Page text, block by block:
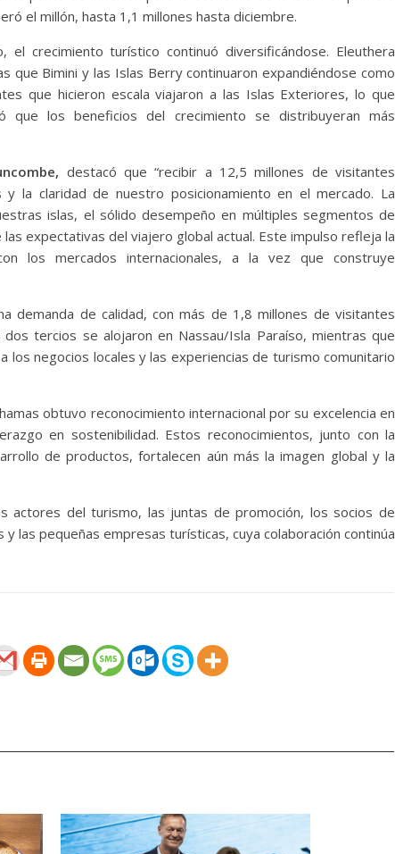
el millón, hasta 1,1 millones hasta diciembre.
crecimiento turístico continuó diversificándose. Eleuthera
que Bimini y las Islas Berry continuaron expandiéndose como
que hicieron escala viajaron a las Islas Exteriores, lo que
que los beneficios del crecimiento se distribuyeran más
destacó que “recibir a 12,5 millones de visitantes
la claridad de nuestro posicionamiento en el mercado. La
islas, el sólido desempeño en múltiples segmentos de
expectativas del viajero global actual. Este impulso refleja la
los mercados internacionales, a la vez que construye
demanda de calidad, con más de 1,8 millones de visitantes
tercios se alojaron en Nassau/Isla Paraíso, mientras que
los negocios locales y las experiencias de turismo comunitario
obtuvo reconocimiento internacional por su excelencia en
en sostenibilidad. Estos reconocimientos, junto con la
de productos, fortalecen aún más la imagen global y la
actores del turismo, las juntas de promoción, los socios de
las pequeñas empresas turísticas, cuya colaboración continúa